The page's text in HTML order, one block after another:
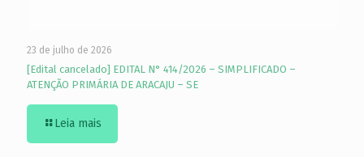
23 de julho de 2026
[Edital cancelado] EDITAL N° 414/2026 – SIMPLIFICADO –
ATENÇÃO PRIMÁRIA DE ARACAJU – SE
Leia mais